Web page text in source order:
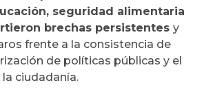
seguridad alimentaria
brechas persistentes y
frente a la consistencia de
de políticas públicas y el
ciudadanía.